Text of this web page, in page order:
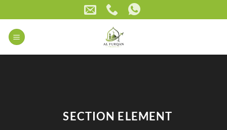
to
content
SECTION ELEMENT